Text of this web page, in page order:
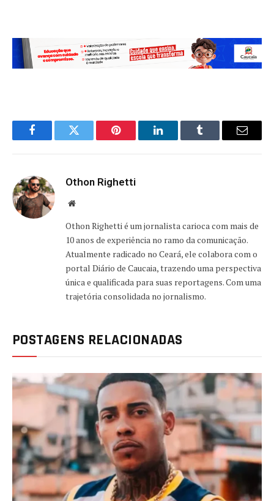
FacebookTwitter Pinterest LinkedInTumblr Email
Othon Righetti
Website
Othon Righetti é um jornalista carioca com mais de
10 anos de experiência no ramo da comunicação.
Atualmente radicado no Ceará, ele colabora com o
portal Diário de Caucaia, trazendo uma perspectiva
única e qualificada para suas reportagens. Com uma
trajetória consolidada no jornalismo.
POSTAGENS RELACIONADAS